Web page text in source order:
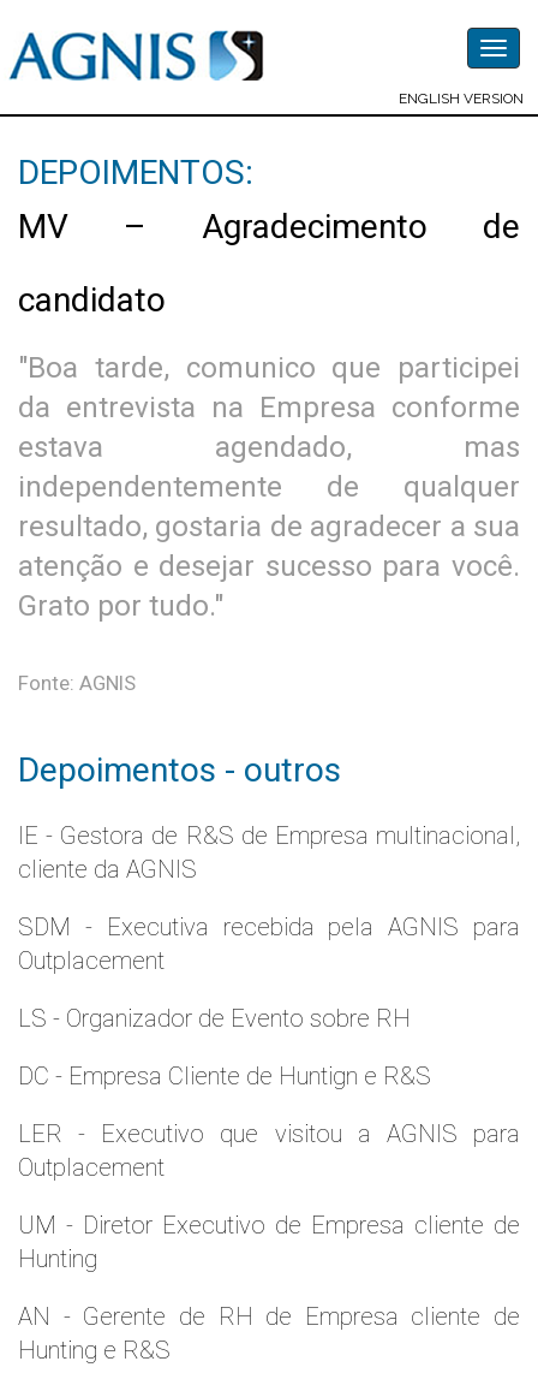
ENGLISH VERSION
DEPOIMENTOS:
MV – Agradecimento de
candidato
"Boa tarde, comunico que participei
da entrevista na Empresa conforme
estava agendado, mas
independentemente de qualquer
resultado, gostaria de agradecer a sua
atenção e desejar sucesso para você.
Grato por tudo."
Fonte: AGNIS
Depoimentos - outros
IE - Gestora de R&S de Empresa multinacional,
cliente da AGNIS
SDM - Executiva recebida pela AGNIS para
Outplacement
LS - Organizador de Evento sobre RH
DC - Empresa Cliente de Huntign e R&S
LER - Executivo que visitou a AGNIS para
Outplacement
UM - Diretor Executivo de Empresa cliente de
Hunting
AN - Gerente de RH de Empresa cliente de
Hunting e R&S